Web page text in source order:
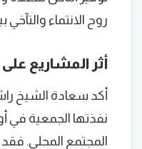
روح الانتماء والتآخي
أثر المشاريع
أكد سعادة الشيخ
نفذتها الجمعية في
المجتمع المحلي.